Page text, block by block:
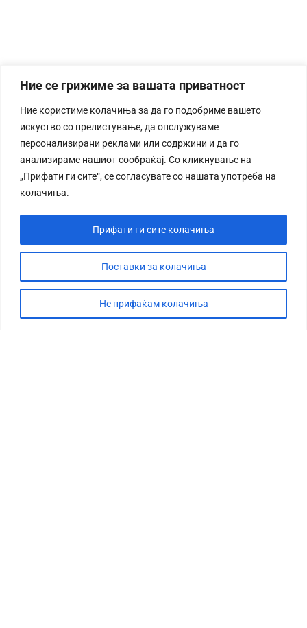
Ние се грижиме за вашата приватност
Ние користиме колачиња за да го подобриме вашето
искуство со прелистување, да опслужуваме
персонализирани реклами или содржини и да го
анализираме нашиот сообраќај. Со кликнување на
„Прифати ги сите“, се согласувате со нашата употреба на
колачиња.
Поставки за колачиња
Не прифаќам колачиња
Прифати ги сите колачиња